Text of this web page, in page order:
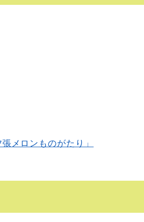
メロンものがたり」